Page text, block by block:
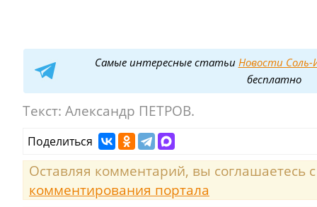
Самые интересные статьи Новости Соль-
бесплатно
Текст: Александр ПЕТРОВ.
Поделиться
Оставляя комментарий, вы соглашаетесь
комментирования портала